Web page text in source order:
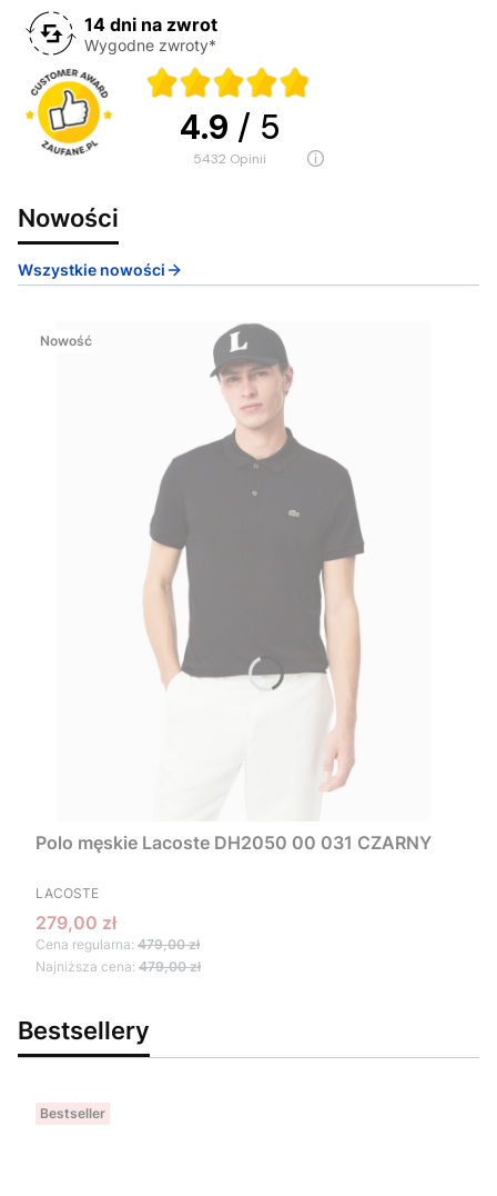
14 dni na zwrot
Wygodne zwroty*
4.9 / 5
5432 opinii
Nowości
Wszystkie nowości
Nowość
Polo męskie Lacoste DH2050 00 031 CZARNY
PRODUCENT
LACOSTE
Cena promocyjna
279,00 zł
Cena regularna: 479,00 zł
Najniższa cena: 479,00 zł
Bestsellery
Bestseller